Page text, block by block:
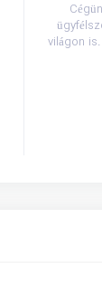
világon
akkor